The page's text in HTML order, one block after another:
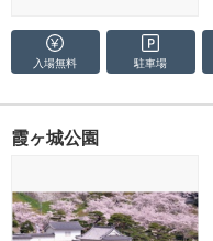
入場無料 駐車場
霞ヶ城公園